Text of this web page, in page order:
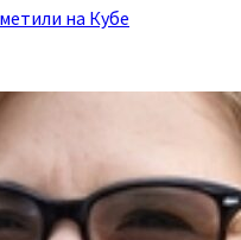
на Кубе